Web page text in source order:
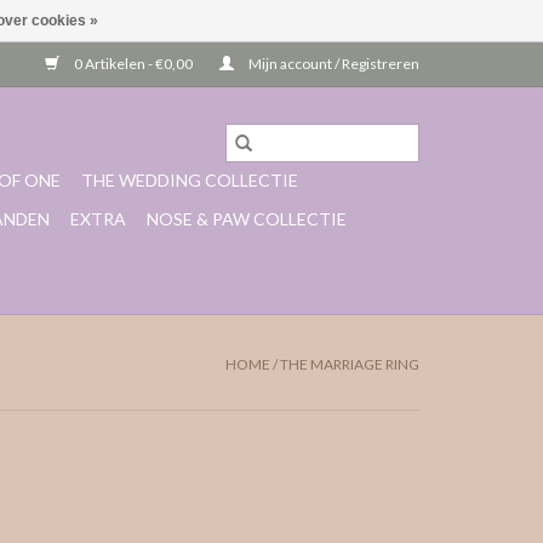
0 Artikelen - €0,00 Mijn account / Registreren
ONE
THE WEDDING COLLECTIE
EXTRA
NOSE & PAW COLLECTIE
HOME /THE MARRIAGE RING
cookies »